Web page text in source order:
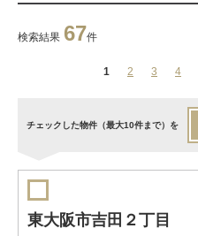
検索結果 67件
1 2 3 4
チェックした物件（最大10件まで）を
東大阪市吉田２丁目